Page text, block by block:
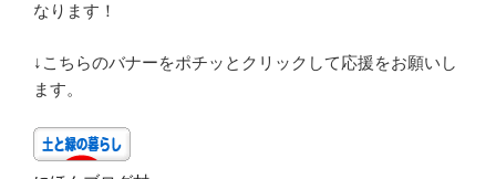
なります！
↓こちらのバナーをポチッとクリックして応援をお願いし
ます。